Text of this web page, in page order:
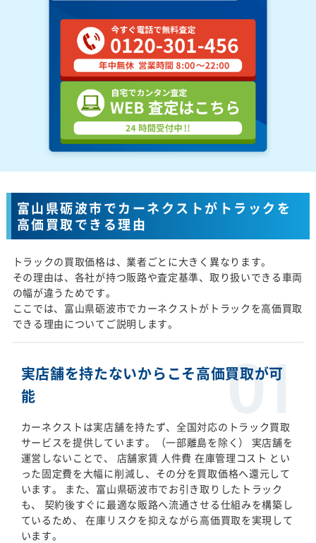
富山県砺波市でカーネクストがトラックを
高価買取できる理由
トラックの買取価格は、業者ごとに大きく異なります。
その理由は、各社が持つ販路や査定基準、取り扱いできる車両
の幅が違うためです。
ここでは、富山県砺波市でカーネクストがトラックを高価買取
できる理由についてご説明します。
実店舗を持たないからこそ高価買取が可
能
カーネクストは実店舗を持たず、全国対応のトラック買取
サービスを提供しています。（一部離島を除く） 実店舗を
運営しないことで、 店舗家賃 人件費 在庫管理コスト とい
った固定費を大幅に削減し、その分を買取価格へ還元して
います。 また、富山県砺波市でお引き取りしたトラック
も、 契約後すぐに最適な販路へ流通させる仕組みを構築し
ているため、 在庫リスクを抑えながら高価買取を実現して
います。